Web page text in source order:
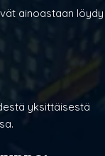
ainoastaan löydy
yksittäisestä